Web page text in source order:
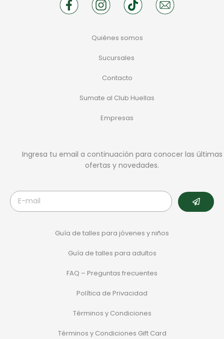
Quiénes somos
Sucursales
Contacto
Sumate al Club Huellas
Empresas
Ingresa tu email a continuación para conocer las últimas
ofertas y novedades.
Guía de talles para jóvenes y niños
Guía de talles para adultos
FAQ – Preguntas frecuentes
Política de Privacidad
Términos y Condiciones
Términos y Condiciones Gift Card